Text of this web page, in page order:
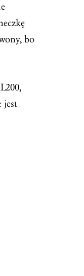
bo
jest